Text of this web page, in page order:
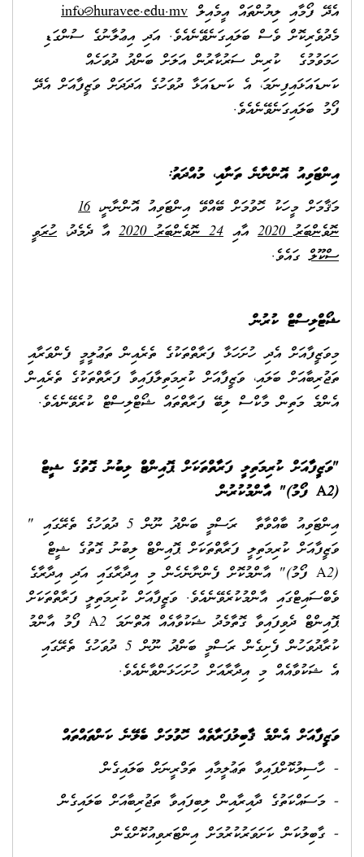
އެދޭ ފޯމާއި ލިޔުންތައް އީމެއިލް info@huravee.edu.mv
މެދުވެރިކޮށް ވެސް ބަލައިގަނެވޭނެއެވެ. އަދި އިޢުލާނުގެ ސުންގަޑި
ހަމަވުމުގެ ކުރިން ސަރުކާރުން އަލަށް ބަންދު ދުވަހެއް
ކަނޑައަޅައިފިނަމަ، އެ ކަނޑައަޅާ ދުވަހުގެ އަދަދަށް ވަޒީފާއަށް އެދޭ
ފޯމު ބަލައިގަނެވޭނެއެވެ.
އިންޓަވިއު އޮންނާނެ ތަނާއި،މުއްދަތު:
މަޤާމަށް މީހަކު ހޮވުމަށް ބޭއްވޭ އިންޓަވިއު އޮންނާނީ،16
ނޮވެންބަރު 2020
އާއި 24 ނޮވެންބަރު 2020 އާ ދެމެދު، ހުރަވީ
ސްކޫލްގައެވެ.
ޝޯޓްލިސްޓް ކުރުން
މިވަޒީފާއަށް އެދި ހުށަހަޅާ ފަރާތްތަކުގެ ތެރެއިން ތަޢުލީމީ ފެންވަރާއި
ތަޖުރިބާއަށް ބަލައި، ވަޒީފާއަށް ކުރިމަތިލާފައިވާ ފަރާތްތަކުގެ ތެރެއިން
އެންމެ މަތިން މާކްސް ލިބޭ ފަރާތްތައް ޝޯޓްލިސްޓް ކުރެވޭނެއެވެ.
"ވަޒީފާއަށް ކުރިމަތިލީ ފަރާތްތަކަށް ޕޮއިންޓް ލިބުނު ގޮތުގެ ޝީޓް
(
A2 ފޯމު)"އާންމުކުރުން
އިންޓަވިއު ބާއްވާތާ ރަސްމީ ބަންދު ނޫން 5 ދުވަހުގެ ތެރޭގައި "
ވަޒީފާއަށް ކުރިމަތިލީ ފަރާތްތަކަށް ޕޮއިންޓް ލިބުނު ގޮތުގެ ޝީޓް
(A2 ފޯމު)" އާންމުކޮށް ފެންނާނެހެން މި އިދާރާގައި އަދި އިދާރާގެ
ވެބްސައިޓްގައި އާންމުކުރެވޭނެއެވެ. ވަޒީފާއަށް ކުރިމަތިލީ ފަރާތްތަކަށް
ޕޮއިންޓް ދެވިފައިވާ ގޮތާމެދު ޝަކުވާއެއް އޮތްނަމަ A2 ފޯމު އާންމު
ކުރާދުވަހުން ފެށިގެން ރަސްމީ ބަންދު ނޫން 5 ދުވަހުގެ ތެރޭގައި
އެ ޝަކުވާއެއް މި އިދާރާއަށް ހުށަހަޅަންވާނެއެވެ.
ވަޒީފާއަށް އެންމެ ޤާބިލުފަރާތެއް ހޮވުމަށް ބެލޭނެ ކަންތައްތައް
- ހާސިލުކޮށްފައިވާ ތަޢުލީމާއި ތަމްރީނަށް ބަލައިގެން
- މަސައްކަތުގެ ދާއިރާއިން ލިބިފައިވާ ތަޖުރިބާއަށް ބަލައިގެން
- ގާބިލުކަން ކަށަވަރުކުރުމަށް އިންޓަރވިއުކޮށްގެން